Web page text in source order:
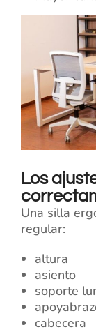
Los
Una silla
regular:
altura
asiento
soporte
cabecera